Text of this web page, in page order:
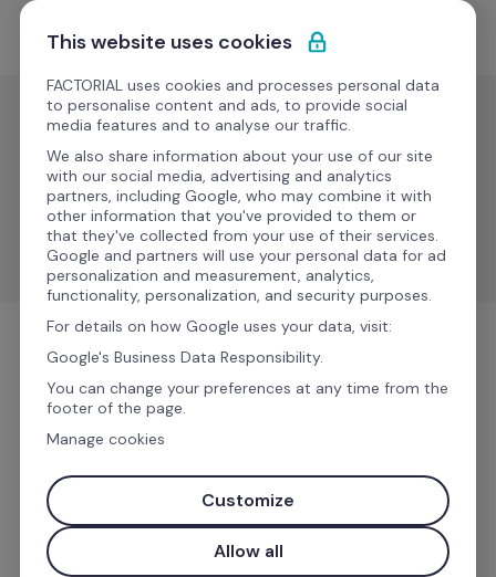
Saltar para o conteúdo
Comece grátis
Em
breve
Folha de
pagamento
Agenda
Agenda
Folha de pagamento
Agenda
This website uses cookies
FACTORIAL uses cookies and processes personal data
to personalise content and ads, to provide social
media features and to analyse our traffic.
We also share information about your use of our site
with our social media, advertising and analytics
partners, including Google, who may combine it with
other information that you've provided to them or
that they've collected from your use of their services.
Google and partners will use your personal data for ad
personalization and measurement, analytics,
functionality, personalization, and security purposes.
For details on how Google uses your data, visit:
Google's Business Data Responsibility.
You can change your preferences at any time from the
footer of the page.
Manage cookies
Customize
Allow all